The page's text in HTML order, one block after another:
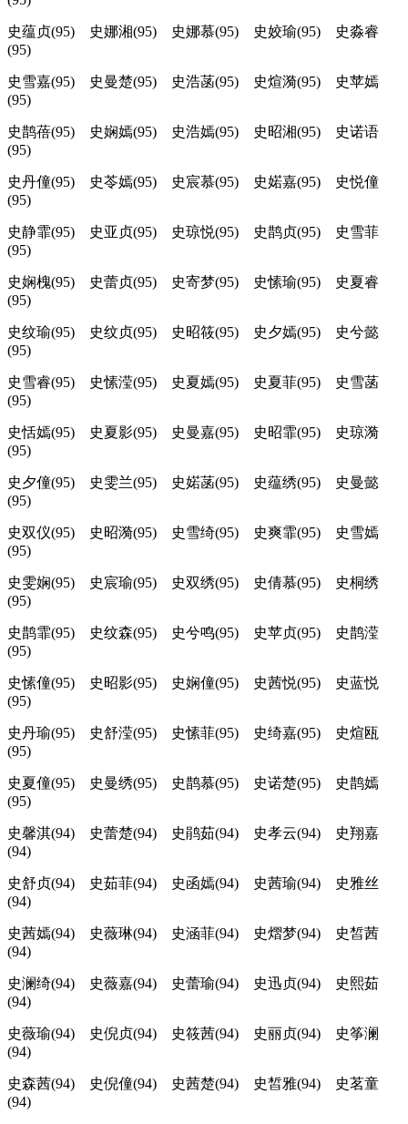
史蕴贞(95) 史娜湘(95) 史娜慕(95) 史姣瑜(95) 史淼睿
(95)
史雪嘉(95) 史曼楚(95) 史浩菡(95) 史煊漪(95) 史苹嫣
(95)
史鹊蓓(95) 史娴嫣(95) 史浩嫣(95) 史昭湘(95) 史诺语
(95)
史丹僮(95) 史苓嫣(95) 史宸慕(95) 史婼嘉(95) 史悦僮
(95)
史静霏(95) 史亚贞(95) 史琼悦(95) 史鹊贞(95) 史雪菲
(95)
史娴槐(95) 史蕾贞(95) 史寄梦(95) 史愫瑜(95) 史夏睿
(95)
史纹瑜(95) 史纹贞(95) 史昭筱(95) 史夕嫣(95) 史兮懿
(95)
史雪睿(95) 史愫滢(95) 史夏嫣(95) 史夏菲(95) 史雪菡
(95)
史恬嫣(95) 史夏影(95) 史曼嘉(95) 史昭霏(95) 史琼漪
(95)
史夕僮(95) 史雯兰(95) 史婼菡(95) 史蕴绣(95) 史曼懿
(95)
史双仪(95) 史昭漪(95) 史雪绮(95) 史爽霏(95) 史雪嫣
(95)
史雯娴(95) 史宸瑜(95) 史双绣(95) 史倩慕(95) 史桐绣
(95)
史鹊霏(95) 史纹森(95) 史兮鸣(95) 史苹贞(95) 史鹊滢
(95)
史愫僮(95) 史昭影(95) 史娴僮(95) 史茜悦(95) 史蓝悦
(95)
史丹瑜(95) 史舒滢(95) 史愫菲(95) 史绮嘉(95) 史煊瓯
(95)
史夏僮(95) 史曼绣(95) 史鹊慕(95) 史诺楚(95) 史鹊嫣
(95)
史馨淇(94) 史蕾楚(94) 史鹃茹(94) 史孝云(94) 史翔嘉
(94)
史舒贞(94) 史茹菲(94) 史函嫣(94) 史茜瑜(94) 史雅丝
(94)
史茜嫣(94) 史薇琳(94) 史涵菲(94) 史熠梦(94) 史皙茜
(94)
史澜绮(94) 史薇嘉(94) 史蕾瑜(94) 史迅贞(94) 史熙茹
(94)
史薇瑜(94) 史倪贞(94) 史筱茜(94) 史丽贞(94) 史筝澜
(94)
史森茜(94) 史倪僮(94) 史茜楚(94) 史皙雅(94) 史茗童
(94)